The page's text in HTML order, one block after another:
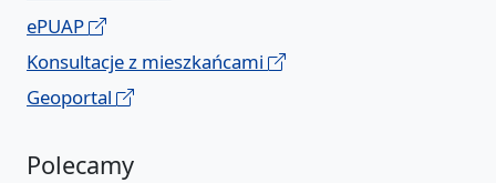
ePUAP
Konsultacje z mieszkańcami
Geoportal
Polecamy